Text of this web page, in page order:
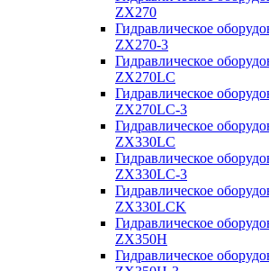
ZX270
Гидравлическое
ZX270-3
Гидравлическое
ZX270LC
Гидравлическое
ZX270LC-3
Гидравлическое
ZX330LC
Гидравлическое
ZX330LC-3
Гидравлическое
ZX330LCK
Гидравлическое
ZX350H
Гидравлическое